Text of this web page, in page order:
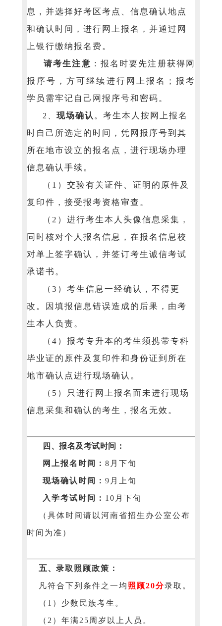
息，并选择好考区考点、信息确认地点
和确认时间，进行网上报名，并通过网
上银行缴纳报名费。
请考生注意 ：报名时要先注册获得网
报序号，方可继续进行网上报名；报考
学员需牢记自己网报序号和密码。
2、 现场确认 。 考生本人按网上报名
时自己所选定的时间，凭网报序号到其
所在地市设立的报名点，进行现场办理
信息确认手续。
（1）交验有关证件、证明的原件及
复印件，接受报考资格审查。
（2）进行考生本人头像信息采集，
同时核对个人报名信息，在报名信息校
对单上签字确认，并签订考生诚信考试
承诺书。
（3）考生信息一经确认，不得更
改。因填报信息错误造成的后果，由考
生本人负责。
（4）报考专升本的考生须携带专科
毕业证的原件及复印件和身份证到所在
地市确认点进行现场确认。
（5）只进行网上报名而未进行现场
信息采集和确认的考生，报名无效。
四、报名及考试时间：
网上报名时间： 8月下旬
现场确认时间： 9月上旬
入学考试时间： 10月下旬
（具体时间请以河南省招生办公室公布
时间为准）
五、录取照顾政策：
凡符合下列条件之一均 照顾20分录取。
（1）少数民族考生。
（2）年满25周岁以上人员。